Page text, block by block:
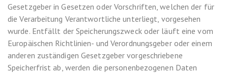
Gesetzgeber in Gesetzen oder Vorschriften, welchen der für
die Verarbeitung Verantwortliche unterliegt, vorgesehen
wurde. Entfällt der Speicherungszweck oder läuft eine vom
Europäischen Richtlinien- und Verordnungsgeber oder einem
anderen zuständigen Gesetzgeber vorgeschriebene
Speicherfrist ab, werden die personenbezogenen Daten